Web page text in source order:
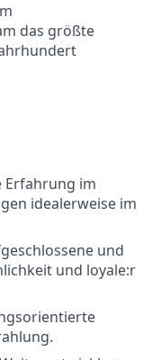
das größte
Erfahrung im
idealerweise im
und
und loyale:r